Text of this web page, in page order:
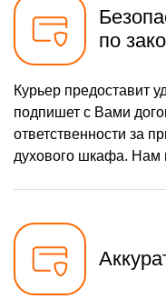
по
Курьер предоставит
подпишет с Вами
ответственности за
духового шкафа. Нам